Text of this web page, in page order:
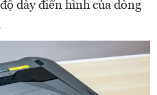
dày điển hình của dòng